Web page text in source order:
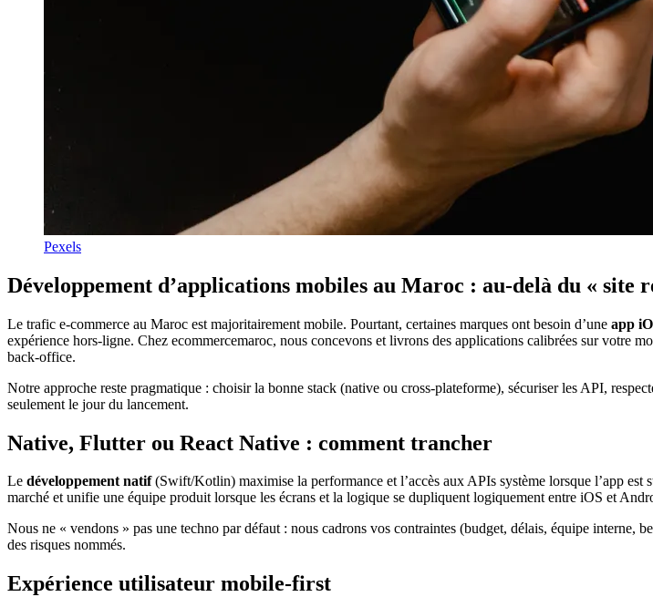
Pexels
Développement d’applications mobiles au Maroc : au-delà du « site
Le trafic e-commerce au Maroc est majoritairement mobile. Pourtant, certaines marques ont besoin d’une app
expérience hors-ligne. Chez ecommercemaroc, nous concevons et livrons des applications calibrées sur votre
back-office.
Notre approche reste pragmatique : choisir la bonne stack (native ou cross-plateforme), sécuriser les API,
seulement le jour du lancement.
Native, Flutter ou React Native : comment trancher
Le développement natif(Swift/Kotlin) maximise la performance et l’accès aux APIs système lorsque l’app est
marché et unifie une équipe produit lorsque les écrans et la logique se dupliquent logiquement entre iOS et
Nous ne « vendons » pas une techno par défaut : nous cadrons vos contraintes (budget, délais, équipe interne,
des risques nommés.
Expérience utilisateur mobile-first